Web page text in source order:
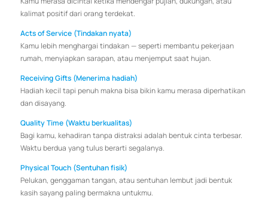
kalimat positif dari orang terdekat.
Acts of Service (Tindakan nyata)
Kamu lebih menghargai tindakan — seperti membantu pekerjaan
rumah, menyiapkan sarapan, atau menjemput saat hujan.
Receiving Gifts (Menerima hadiah)
Hadiah kecil tapi penuh makna bisa bikin kamu merasa diperhatikan
dan disayang.
Quality Time (Waktu berkualitas)
Bagi kamu, kehadiran tanpa distraksi adalah bentuk cinta terbesar.
Waktu berdua yang tulus berarti segalanya.
Physical Touch (Sentuhan fisik)
Pelukan, genggaman tangan, atau sentuhan lembut jadi bentuk
kasih sayang paling bermakna untukmu.